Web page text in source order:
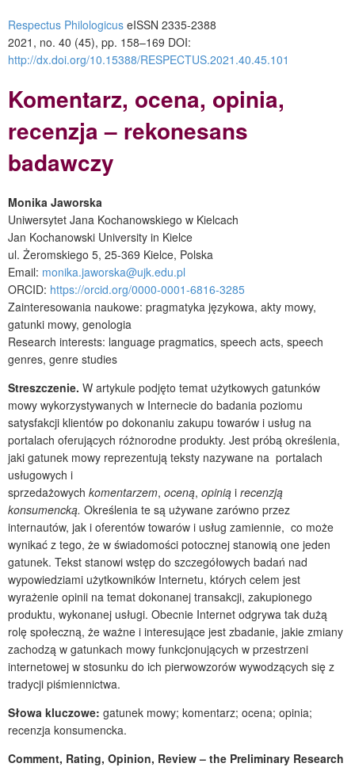
Respectus Philologicus eISSN 2335-2388
2021, no. 40 (45), pp. 158–169 DOI:
http://dx.doi.org/10.15388/RESPECTUS.2021.40.45.101
Komentarz, ocena, opinia,
recenzja – rekonesans
badawczy
Monika Jaworska
Uniwersytet Jana Kochanowskiego w Kielcach
Jan Kochanowski University in Kielce
ul. Żeromskiego 5, 25-369 Kielce, Polska
Email: monika.jaworska@ujk.edu.pl
ORCID: https://orcid.org/0000-0001-6816-3285
Zainteresowania naukowe: pragmatyka językowa, akty mowy,
gatunki mowy, genologia
Research interests: language pragmatics, speech acts, speech
genres, genre studies
Streszczenie. W artykule podjęto temat użytkowych gatunków
mowy wykorzystywanych w Internecie do badania poziomu
satysfakcji klientów po dokonaniu zakupu towarów i usług na
portalach oferujących różnorodne produkty. Jest próbą określenia,
jaki gatunek mowy reprezentują teksty nazywane na portalach
usługowych i
sprzedażowych komentarzem, oceną, opinią i recenzją
konsumencką. Określenia te są używane zarówno przez
internautów, jak i oferentów towarów i usług zamiennie, co może
wynikać z tego, że w świadomości potocznej stanowią one jeden
gatunek. Tekst stanowi wstęp do szczegółowych badań nad
wypowiedziami użytkowników Internetu, których celem jest
wyrażenie opinii na temat dokonanej transakcji, zakupionego
produktu, wykonanej usługi. Obecnie Internet odgrywa tak dużą
rolę społeczną, że ważne i interesujące jest zbadanie, jakie zmiany
zachodzą w gatunkach mowy funkcjonujących w przestrzeni
internetowej w stosunku do ich pierwowzorów wywodzących się z
tradycji piśmiennictwa.
Słowa kluczowe: gatunek mowy; komentarz; ocena; opinia;
recenzja konsumencka.
Comment, Rating, Opinion, Review – the Preliminary Research